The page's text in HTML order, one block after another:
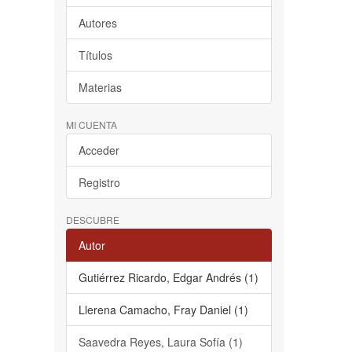
Autores
Títulos
Materias
MI CUENTA
Acceder
Registro
DESCUBRE
Autor
Gutiérrez Ricardo, Edgar Andrés (1)
Llerena Camacho, Fray Daniel (1)
Saavedra Reyes, Laura Sofía (1)